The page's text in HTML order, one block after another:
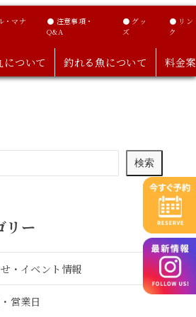
・マナ
● 注意事項・
Q&A
● グッ
ズ
● リン
ク
について 釣れる魚について 料金
検索
リー
・イベント情報
営業日